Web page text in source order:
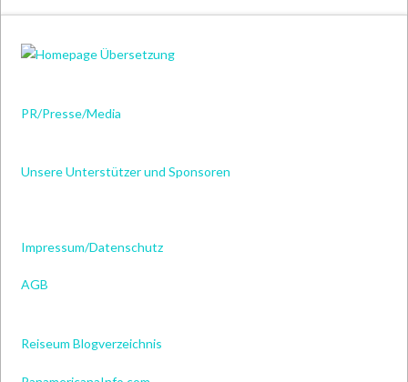
PR/Presse/Media
Unsere Unterstützer und Sponsoren
Impressum/Datenschutz
AGB
Reiseum Blogverzeichnis